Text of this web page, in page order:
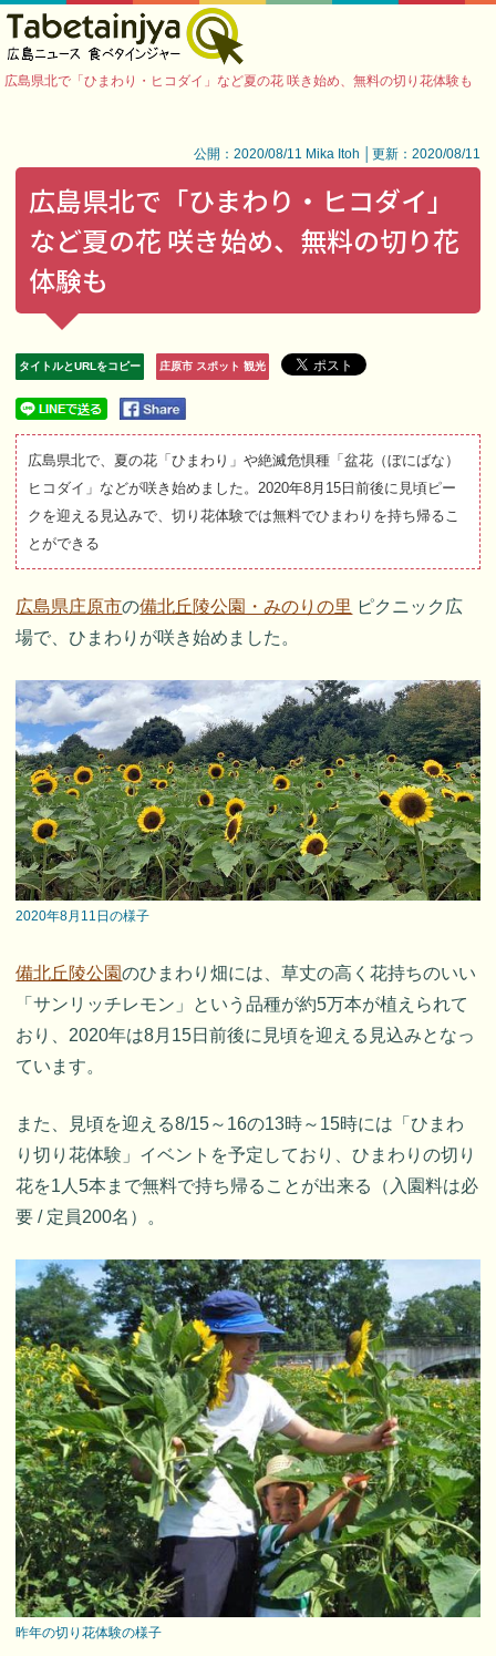
広島県北で「ひまわり・ヒコダイ」など夏の花 咲き始め、無料の切り花体験も
公開：2020/08/11 Mika Itoh │更新：2020/08/11
広島県北で「ひまわり・ヒコダイ」
など夏の花 咲き始め、無料の切り花
体験も
タイトルとURLをコピー 庄原市 スポット 観光
広島県北で、夏の花「ひまわり」や絶滅危惧種「盆花（ぼにばな）
ヒコダイ」などが咲き始めました。2020年8月15日前後に見頃ピー
クを迎える見込みで、切り花体験では無料でひまわりを持ち帰るこ
とができる
広島県庄原市の備北丘陵公園・みのりの里 ピクニック広
場で、ひまわりが咲き始めました。
2020年8月11日の様子
備北丘陵公園のひまわり畑には、草丈の高く花持ちのいい
「サンリッチレモン」という品種が約5万本が植えられて
おり、2020年は8月15日前後に見頃を迎える見込みとなっ
ています。
また、見頃を迎える8/15～16の13時～15時には「ひまわ
り切り花体験」イベントを予定しており、ひまわりの切り
花を1人5本まで無料で持ち帰ることが出来る（入園料は必
要 / 定員200名）。
昨年の切り花体験の様子